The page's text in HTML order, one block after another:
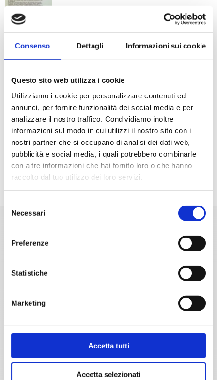
Consenso Dettagli Informazioni sui cookie
Questo sito web utilizza i cookie
Utilizziamo i cookie per personalizzare contenuti ed
annunci, per fornire funzionalità dei social media e per
analizzare il nostro traffico. Condividiamo inoltre
informazioni sul modo in cui utilizzi il nostro sito con i
nostri partner che si occupano di analisi dei dati web,
pubblicità e social media, i quali potrebbero combinarle
con altre informazioni che hai fornito loro o che hanno
raccolto dal tuo utilizzo dei loro servizi.
delNecessari
Preferenze
Statistiche
Marketing
Accetta tutti
Accetta selezionati
Bollini per certificati
CCIAA (foglio 40
bollini)
4,03
Home
Chi Siamo